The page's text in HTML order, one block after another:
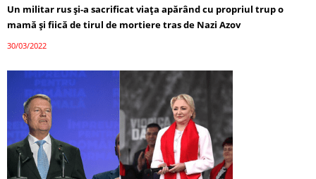
Un militar rus și-a sacrificat viața apărând cu propriul trup o
mamă și fiică de tirul de mortiere tras de Nazi Azov
30/03/2022